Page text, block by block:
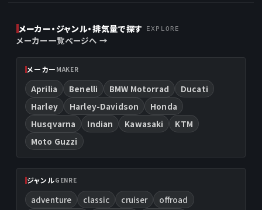
メーカー・ジャンル・排気量で探す EXPLORE
メーカー一覧ページへ →
メーカー MAKER
Aprilia Benelli BMW Motorrad
Ducati
Harley
Harley-Davidson
Honda
Husqvarna
Indian Kawasaki
KTM
Moto Guzzi
ジャンルGENRE
adventure classic cruiser
offroad